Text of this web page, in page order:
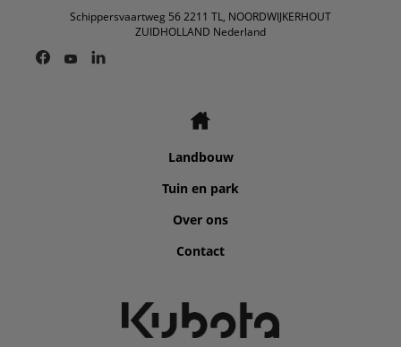
Schippersvaartweg 56 2211 TL, NOORDWIJKERHOUT
ZUIDHOLLAND Nederland
Landbouw
Tuin en park
Over ons
Contact